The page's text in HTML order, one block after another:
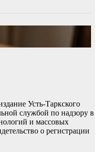
Усть-Таркского
службой по надзору в
и массовых
о регистрации